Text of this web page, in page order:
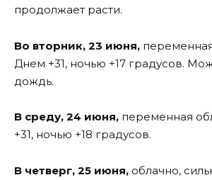
продолжает расти.
Во вторник, 23 июня,
Днем +31, ночью +17 градусов.
дождь.
В среду, 24 июня, переменная
+31, ночью +18 градусов.
В четверг, 25 июня, облачно,